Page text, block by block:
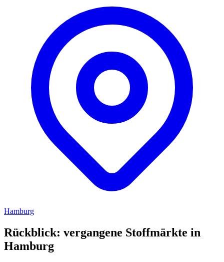
Hamburg
Rückblick: vergangene Stoffmärkte in
Hamburg